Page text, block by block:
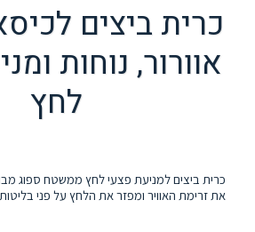
כרית ביצים
אוורור, נוחות
לחץ
כרית ביצים למניעת פצעי לחץ ממשטח ספוג
את זרימת האוויר ומפזר את הלחץ על פני